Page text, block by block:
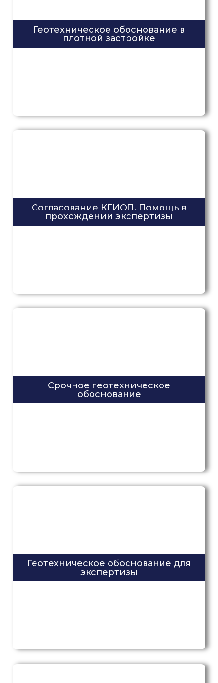
Геотехническое обоснование в
плотной застройке
Согласование КГИОП. Помощь в
прохождении экспертизы
Срочное геотехническое
обоснование
Геотехническое обоснование для
экспертизы